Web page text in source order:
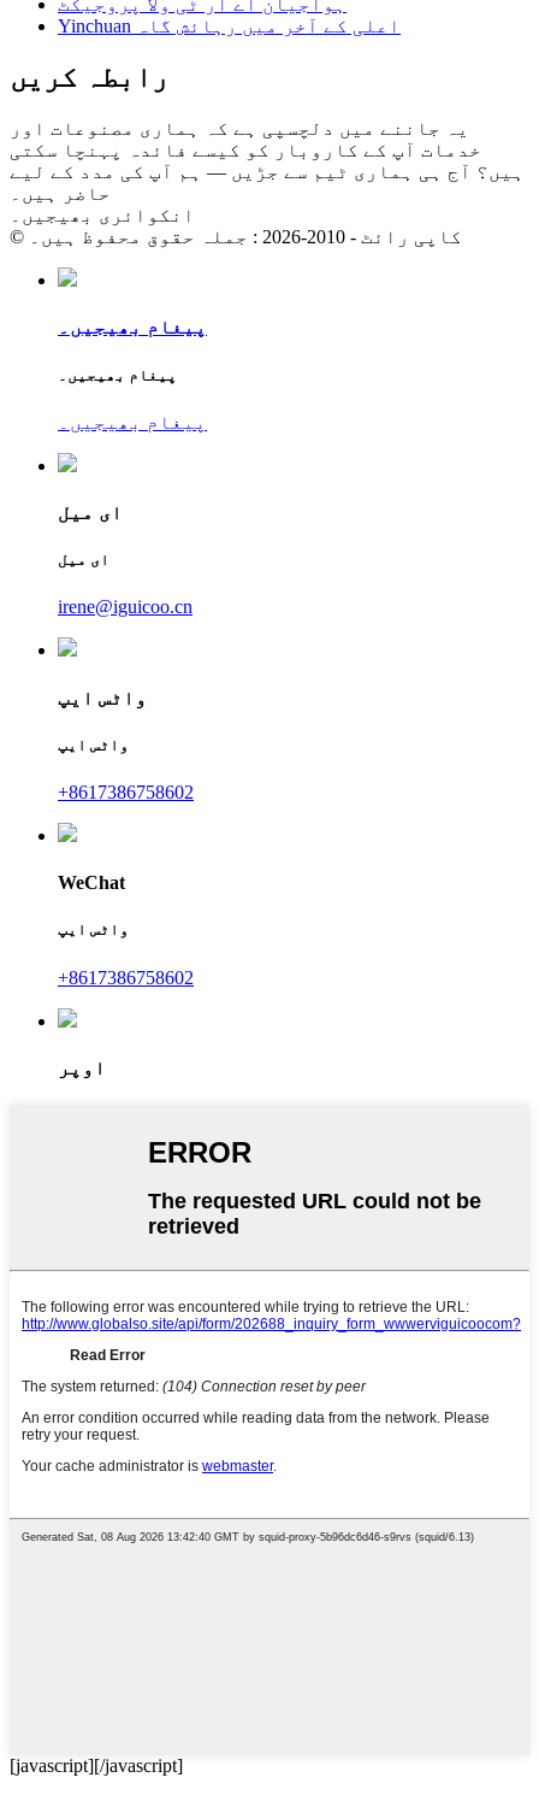
ہواجیان اے آر ٹی ولا پروجیکٹ
Yinchuan اعلی کے آخر میں رہائش گاہ
رابطہ کریں
یہ جاننے میں دلچسپی ہے کہ ہماری مصنوعات اور
خدمات آپ کے کاروبار کو کیسے فائدہ پہنچا سکتی
ہیں؟ آج ہی ہماری ٹیم سے جڑیں — ہم آپ کی مدد کے لیے
حاضر ہیں۔
انکوائری بھیجیں۔
© کاپی رائٹ - 2010-2026 : جملہ حقوق محفوظ ہیں۔
پیغام بھیجیں۔
پیغام بھیجیں۔
پیغام بھیجیں۔
ای میل
ای میل
irene@iguicoo.cn
واٹس ایپ
واٹس ایپ
+8617386758602
WeChat
واٹس ایپ
+8617386758602
اوپر
[javascript][/javascript]